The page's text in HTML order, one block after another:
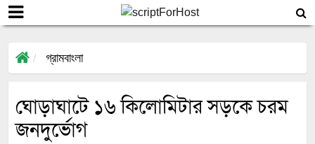
গ্রামবাংলা
ঘোড়াঘাটে ১৬ কিলোমিটার সড়কে চরম
জনদুর্ভোগ